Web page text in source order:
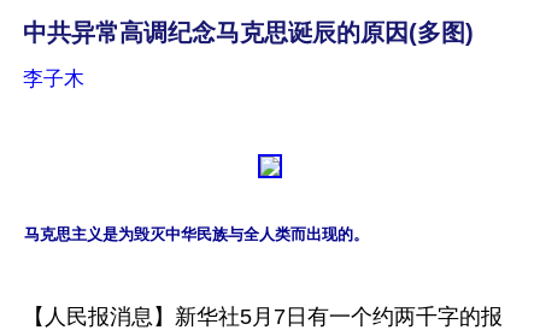
中共异常高调纪念马克思诞辰的原因(多图)
李子木
马克思主义是为毁灭中华民族与全人类而出现的。
【人民报消息】新华社5月7日有一个约两千字的报